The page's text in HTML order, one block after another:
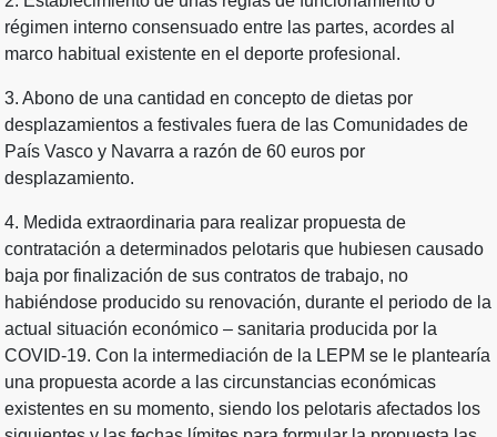
régimen interno consensuado entre las partes, acordes al
marco habitual existente en el deporte profesional.
3. Abono de una cantidad en concepto de dietas por
desplazamientos a festivales fuera de las Comunidades de
País Vasco y Navarra a razón de 60 euros por
desplazamiento.
4. Medida extraordinaria para realizar propuesta de
contratación a determinados pelotaris que hubiesen causado
baja por finalización de sus contratos de trabajo, no
habiéndose producido su renovación, durante el periodo de la
actual situación económico – sanitaria producida por la
COVID-19. Con la intermediación de la LEPM se le plantearía
una propuesta acorde a las circunstancias económicas
existentes en su momento, siendo los pelotaris afectados los